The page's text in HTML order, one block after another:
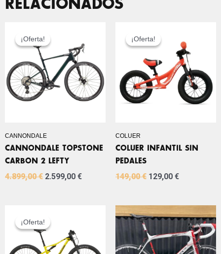
RELACIONADOS
¡Oferta!
CANNONDALE
¡Oferta!
CANNONDALE TOPSTONE
CARBON 2 LEFTY
4.899,00€
ORIGINAL
ERA:
4.899,00 €.
2.599,00 €
ACTUAL
ES:
2.599,00 €.
¡Oferta!
COLUER
¡Oferta!
COLUER INFANTIL SIN
PEDALES
149,00€
PRECIO
ORIGINAL
149,00 €.
129,00 €
ACTUAL
ES:
129,00 €.
¡Oferta!
¡Oferta!
ORIGINAL
ERA:
4.299,00 €.2.799,00 €.